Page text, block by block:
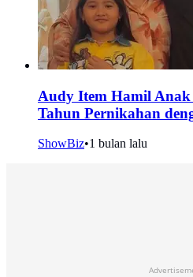
Audy Item Hamil
Tahun Pernikahan
ShowBiz•1 bulan lalu